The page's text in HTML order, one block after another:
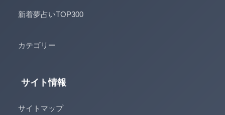
新着夢占いTOP300
カテゴリー
サイト情報
サイトマップ